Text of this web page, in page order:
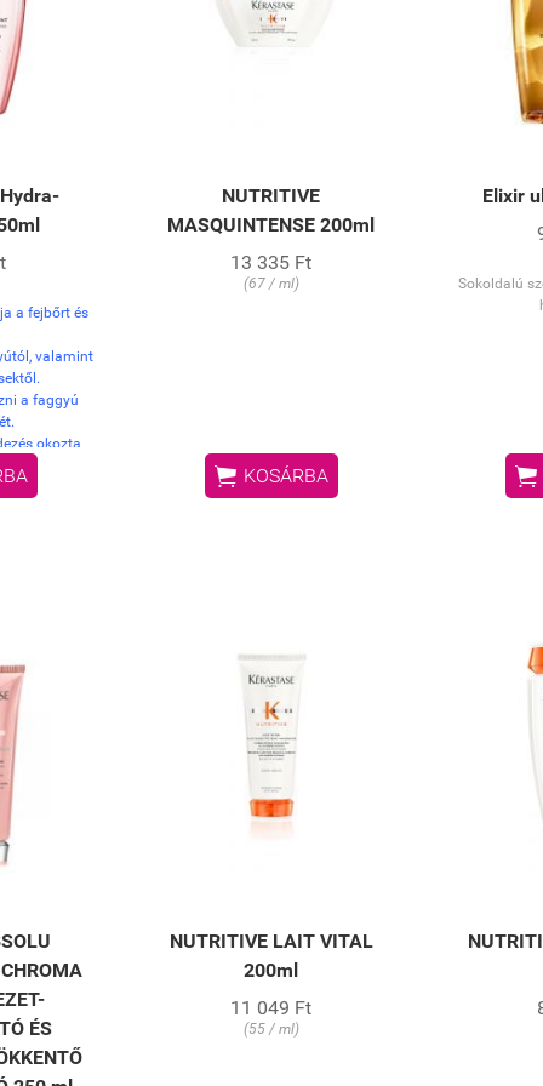
a fejbőrt és
valamint
a faggyú
okozta
NUTRITIVE
MASQUINTENSE 200ml
13 335 Ft
(67 / ml)
 KOSÁRBA
Elixir
Sokoldalú

ÉS
NUTRITIVE LAIT VITAL
200ml
11 049 Ft
(55 / ml)